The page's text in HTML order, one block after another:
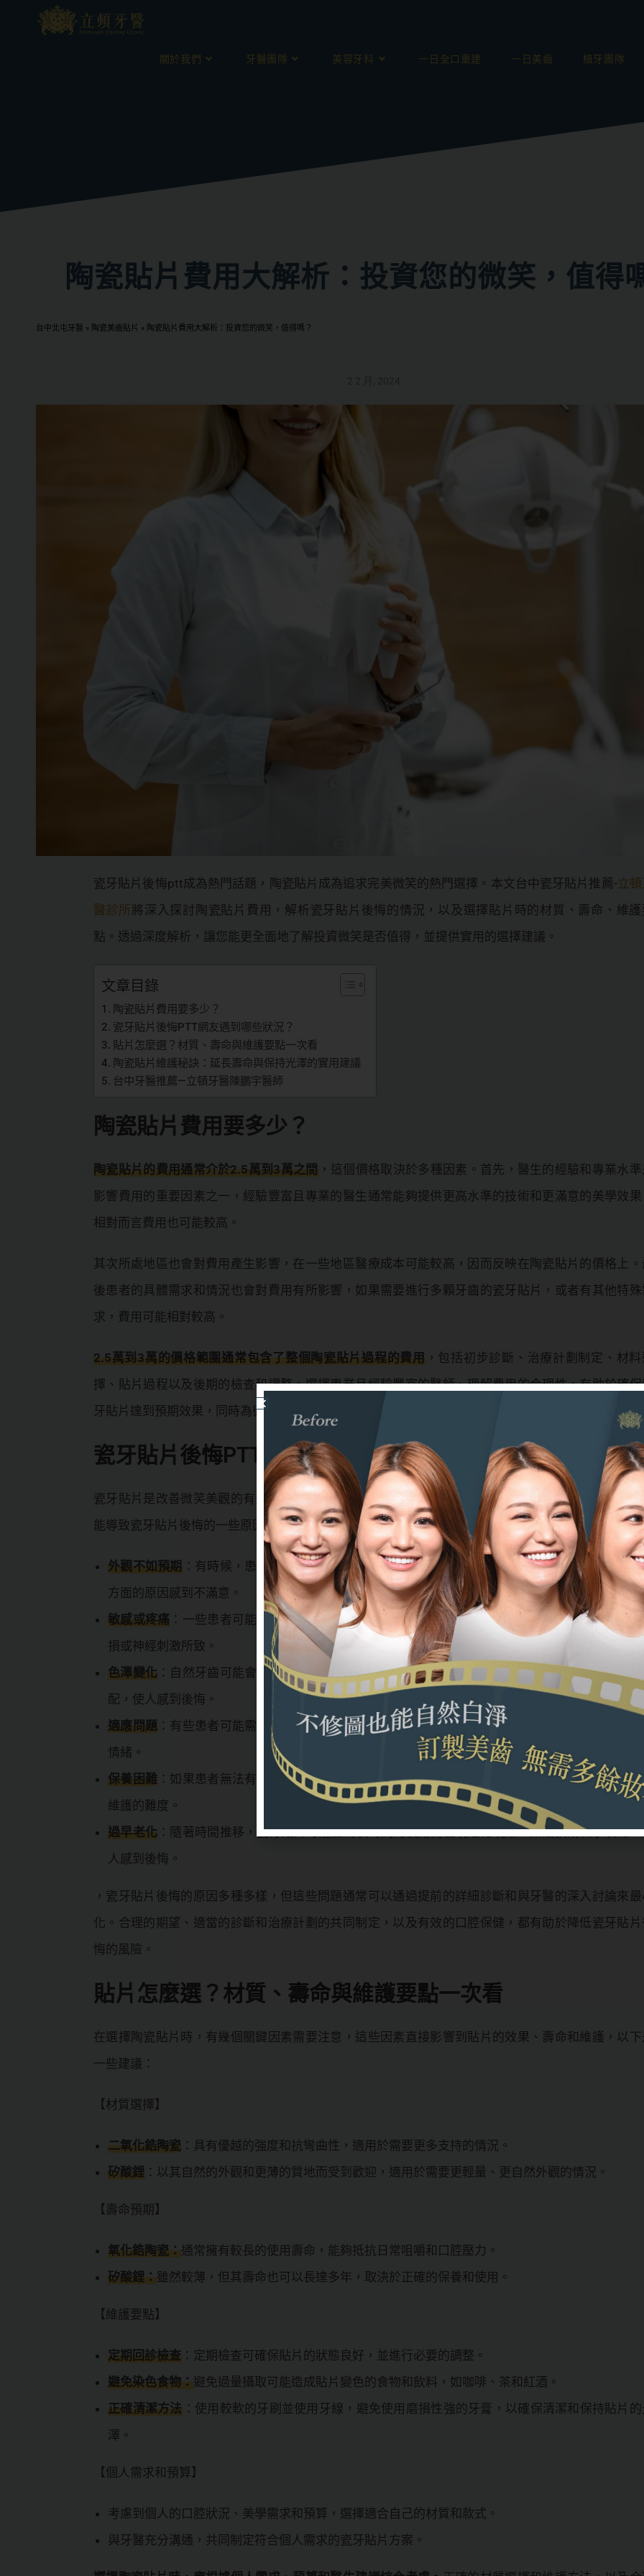
關於我們 牙醫團隊 美容牙科 一日全口重建 一日美齒 植牙團隊
陶瓷貼片費用大解析：投資您的微笑，值得
台中北屯牙醫 » 陶瓷美齒貼片 » 陶瓷貼片費用大解析：投資您的微笑，值得嗎？
瓷牙貼片後悔ptt成為熱門話題，陶瓷貼片成為追求完美微笑的熱門選擇。本文台中瓷牙貼片推薦-立
醫診所將深入探討陶瓷貼片費用，解析瓷牙貼片後悔的情況，以及選擇貼片時的材質、壽命、維護
點。透過深度解析，讓您能更全面地了解投資微笑是否值得，並提供實用的選擇建議。
文章目錄
陶瓷貼片費用要多少？
瓷牙貼片後悔PTT網友遇到哪些狀況？
貼片怎麼選？材質、壽命與維護要點一次看
陶瓷貼片維護秘訣：延長壽命與保持光澤的實用建議
台中牙醫推薦—立頓牙醫陳鵬宇醫師
陶瓷貼片費用要多少？
陶瓷貼片的費用通常介於2.5萬到3萬之間，這個價格取決於多種因素。首先，醫生的經驗和專業水
影響費用的重要因素之一，經驗豐富且專業的醫生通常能夠提供更高水準的技術和更滿意的美學效
相對而言費用也可能較高。
其次所處地區也會對費用產生影響，在一些地區醫療成本可能較高，因而反映在陶瓷貼片的價格上
後患者的具體需求和情況也會對費用有所影響，如果需要進行多顆牙齒的瓷牙貼片，或者有其他特
求，費用可能相對較高。
2.5萬到3萬的價格範圍通常包含了整個陶瓷貼片過程的費用，包括初步診斷、治療計劃制定、材料
擇、貼片過程以及後期的檢查和調整。選擇專業且經驗豐富的醫師、理解費用的合理性，有助於確
牙貼片達到預期效果，同時為微笑投資提供了實質價值。
瓷牙貼片後悔PTT網友遇到哪些狀況？
瓷牙貼片是改善微笑美觀的有效方法，然而，有些患者可能在後期遇到一些狀況而感到後悔。以下
能導致瓷牙貼片後悔的一些原因：
外觀不如預期：有時候，患者對於瓷牙貼片的外觀期望和實際效果不符，可能因形狀、大小、色
方面的原因感到不滿意。
敏感或疼痛 ：一些患者可能在進行瓷牙貼片後感到敏感或疼痛，這可能是由於貼片過程中的牙釉
損或神經刺激所致。
色澤變化 ：自然牙齒可能會隨著時間變色，而瓷牙貼片不會，這可能導致貼片與自然牙齒的色澤
配，使人感到後悔。
適應問題 ：有些患者可能需要一段時間來適應新的咬合，而在適應期內可能感到不適，從而引起
情緒。
保養困難 ：如果患者無法有效地保持良好的口腔衛生習慣，瓷牙貼片可能容易積累污垢或變色，
維護的難度。
過早老化 ：隨著時間推移，瓷牙貼片可能因為長時間的使用而出現老化現象，如磨損或微小裂縫
人感到後悔。
，瓷牙貼片後悔的原因多種多樣，但這些問題通常可以通過提前的詳細診斷和與牙醫的深入討論來
化。合理的期望、適當的診斷和治療計劃的共同制定，以及有效的口腔保健，都有助於降低瓷牙貼
悔的風險。
貼片怎麼選？材質、壽命與維護要點一次看
在選擇陶瓷貼片時，有幾個關鍵因素需要注意，這些因素直接影響到貼片的效果、壽命和維護，以
一些建議：
【材質選擇】
二氧化鋯陶瓷 ：具有優越的強度和抗彎曲性，適用於需要更多支持的情況。
矽酸鋰 ：以其自然的外觀和更薄的質地而受到歡迎，適用於需要更輕量、更自然外觀的情況。
【壽命預期】
氧化鋯陶瓷：通常擁有較長的使用壽命，能夠抵抗日常咀嚼和口腔壓力。
矽酸鋰：雖然較薄，但其壽命也可以長達多年，取決於正確的保養和使用。
【維護要點】
定期回診檢查 ：定期檢查可確保貼片的狀態良好，並進行必要的調整。
避免染色食物：避免過量攝取可能造成貼片變色的食物和飲料，如咖啡、茶和紅酒。
正確清潔方法：使用較軟的牙刷並使用牙線，避免使用磨損性強的牙膏，以確保清潔和保持貼片
澤。
【個人需求和預算】
考慮到個人的口腔狀況、美學需求和預算，選擇適合自己的材質和款式。
與牙醫充分溝通，共同制定符合個人需求的瓷牙貼片方案。